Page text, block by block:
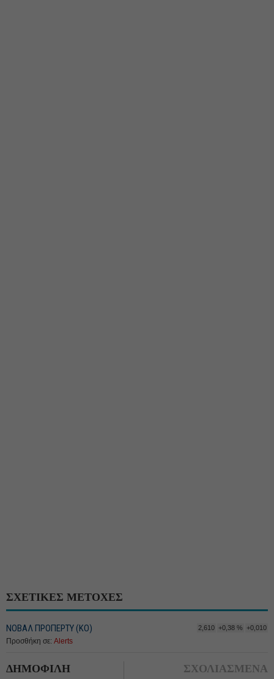
ΣΧΕΤΙΚΕΣ ΜΕΤΟΧΕΣ
ΝΟΒΑΛ ΠΡΟΠΕΡΤΥ (ΚΟ) 2,610 +0,38 % +0,010
Προσθήκη σε: Alerts
ΔΗΜΟΦΙΛΗ ΣΧΟΛΙΑΣΜΕΝΑ